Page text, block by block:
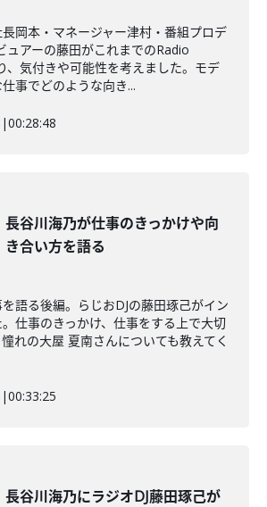
岡本・マネージャー津村・番組プロデ
ュアーの藤田がこれまでのRadio
、気付きや可能性を考えました。モデ
事でどのような向き...
|00:28:48
長谷川海乃が仕事のきっかけや向
き合い方を語る
語る後編。らじおDJの藤田琢己がイン
仕事のきっかけ、仕事をする上で大切
れの大屋 夏南さんについても教えてく
|00:33:25
長谷川海乃にラジオDJ藤田琢己が